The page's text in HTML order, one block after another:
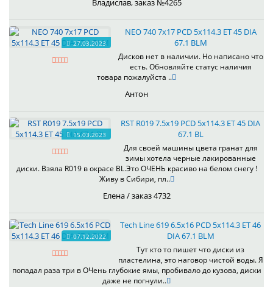
Владислав, заказ №4265
27.03.2023
NEO 740 7x17 PCD 5x114.3 ET 45 DIA
67.1 BLM
Дисков нет в наличии. Но написано что
есть. Обновляйте статус наличия
товара пожалуйста ..
Антон
15.03.2023
RST R019 7.5x19 PCD 5x114.3 ET 45 DIA
67.1 BL
Для своей машины цвета гранат для
зимы хотела черные лакированные
диски. Взяла R019 в окрасе BL.Это ОЧЕНЬ красиво на белом снегу !
Живу в Сибири, пл..
Елена / заказ 4732
07.12.2022
Tech Line 619 6.5x16 PCD 5x114.3 ET 46
DIA 67.1 BLM
Тут кто то пишет что диски из
пластелина, это наговор чистой воды. Я
попадал раза три в ОЧень глубокие ямы, пробивало до кузова, диски
даже не погнули..